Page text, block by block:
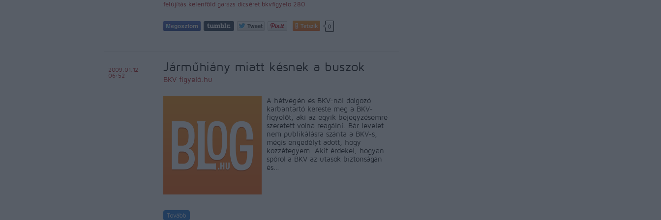
felújítás kelenföld garázs dicséret bkvfigyelo 280
Tetszik 0
Járműhiány miatt késnek a buszok
BKV figyelő.hu
2009.01.12
06:52
A hétvégén és BKV-nál dolgozó
karbantartó kereste meg a BKV-
figyelőt, aki az egyik bejegyzésemre
szeretett volna reagálni. Bár levelet
nem publikálásra szánta a BKV-s,
mégis engedélyt adott, hogy
közzétegyem. Akit érdekel, hogyan
spórol a BKV az utasok biztonságán
és…